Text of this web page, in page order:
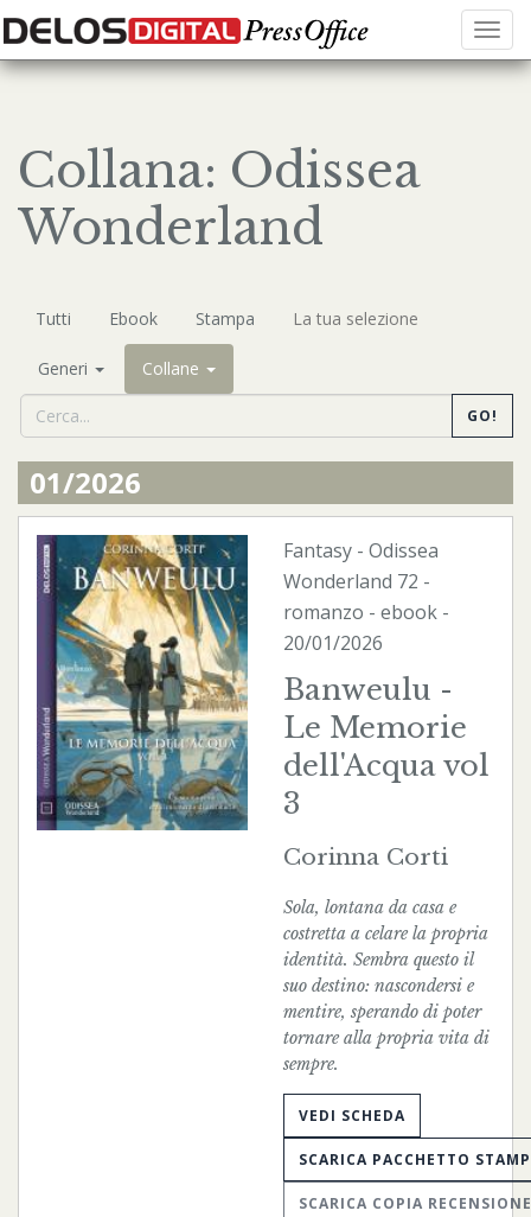
Menu
Collana: Odissea
Wonderland
Tutti Ebook Stampa La tua selezione
Generi Collane
GO!
01/2026
Fantasy - Odissea
Wonderland 72 -
romanzo - ebook -
20/01/2026
Banweulu -
Le Memorie
dell'Acqua vol
3
Corinna Corti
Sola, lontana da casa e
costretta a celare la propria
identità. Sembra questo il
suo destino: nascondersi e
mentire, sperando di poter
tornare alla propria vita di
sempre.
VEDI SCHEDA
SCARICA PACCHETTO
SCARICA COPIA RECENSIONE